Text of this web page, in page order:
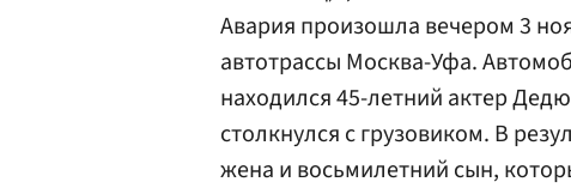
Авария произошла вечером 3
автотрассы Москва-Уфа.
находился 45-летний актер
столкнулся с грузовиком. В
жена и восьмилетний сын,